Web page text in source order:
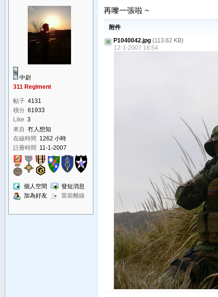
中尉
311 Regiment
帖子 4131
積分 61933
Like 3
來自 冇人想知
在線時間 1262 小時
註冊時間
11-1-2007
個人空間
發短消息
加為好友
當前離線
再嚟一張啦 ~
附件
P1040042.jpg (113.62 KB)
12-1-2007 18:54